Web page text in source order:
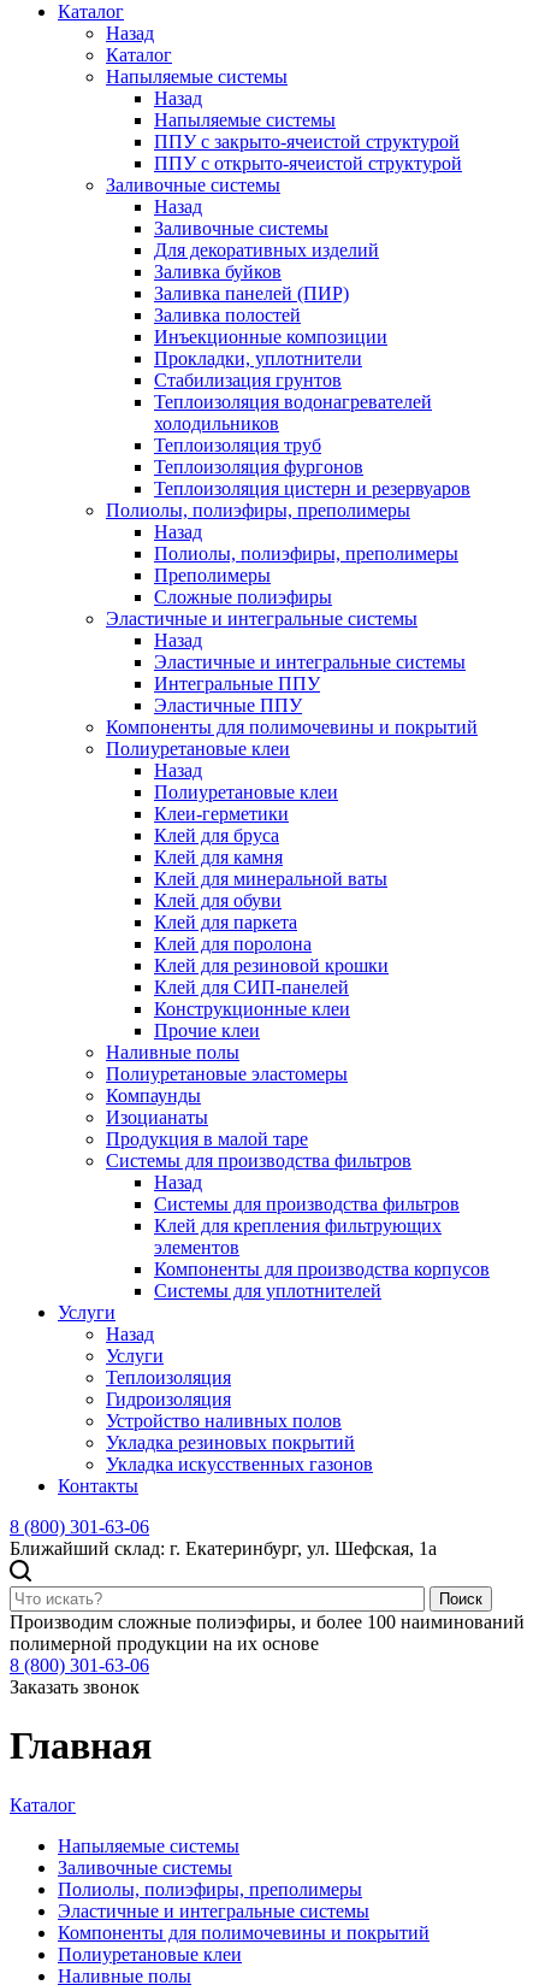
Каталог
Назад
Каталог
Напыляемые системы
Назад
Напыляемые системы
ППУ с закрыто-ячеистой структурой
ППУ с открыто-ячеистой структурой
Заливочные системы
Назад
Заливочные системы
Для декоративных изделий
Заливка буйков
Заливка панелей (ПИР)
Заливка полостей
Инъекционные композиции
Прокладки, уплотнители
Стабилизация грунтов
Теплоизоляция водонагревателей
холодильников
Теплоизоляция труб
Теплоизоляция фургонов
Теплоизоляция цистерн и резервуаров
Полиолы, полиэфиры, преполимеры
Назад
Полиолы, полиэфиры, преполимеры
Преполимеры
Сложные полиэфиры
Эластичные и интегральные системы
Назад
Эластичные и интегральные системы
Интегральные ППУ
Эластичные ППУ
Компоненты для полимочевины и покрытий
Полиуретановые клеи
Назад
Полиуретановые клеи
Клеи-герметики
Клей для бруса
Клей для камня
Клей для минеральной ваты
Клей для обуви
Клей для паркета
Клей для поролона
Клей для резиновой крошки
Клей для СИП-панелей
Конструкционные клеи
Прочие клеи
Наливные полы
Полиуретановые эластомеры
Компаунды
Изоцианаты
Продукция в малой таре
Системы для производства фильтров
Назад
Системы для производства фильтров
Клей для крепления фильтрующих
элементов
Компоненты для производства корпусов
Системы для уплотнителей
Услуги
Назад
Услуги
Теплоизоляция
Гидроизоляция
Устройство наливных полов
Укладка резиновых покрытий
Укладка искусственных газонов
Контакты
8 (800) 301-63-06
Ближайший склад: г. Екатеринбург, ул. Шефская, 1а
Поиск
Производим сложные полиэфиры, и более 100 наиминований
полимерной продукции на их основе
8 (800) 301-63-06
Заказать звонок
Главная
Каталог
Напыляемые системы
Заливочные системы
Полиолы, полиэфиры, преполимеры
Эластичные и интегральные системы
Компоненты для полимочевины и покрытий
Полиуретановые клеи
Наливные полы